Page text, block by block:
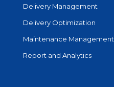
Delivery Management
Delivery Optimization
Maintenance Management
Report and Analytics